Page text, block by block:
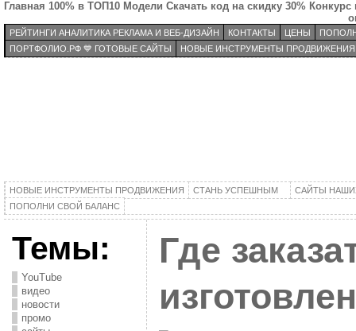
Главная 100% в ТОП10 Модели Скачать код на скидку 30% Конкурс
РЕЙТИНГИ АНАЛИТИКА РЕКЛАМА И ВЕБ-ДИЗАЙН КОНТАКТЫ ЦЕНЫ
ПОРТФОЛИО.РФ 💙 ГОТОВЫЕ САЙТЫ
НОВЫЕ ИНСТРУМЕНТЫ ПРОДВИЖЕНИЯ
НОВЫЕ ИНСТРУМЕНТЫ ПРОДВИЖЕНИЯ СТАНЬ УСПЕШНЫМ
САЙТЫ
ПОПОЛНИ СВОЙ БАЛАНС
Темы:
YouTube
видео
новости
промо
Где